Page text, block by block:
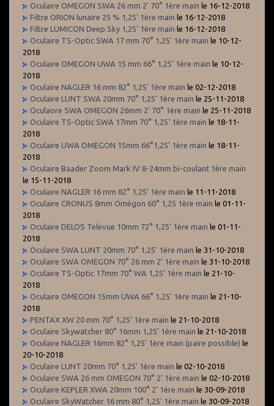
Oculaire OMEGON SWA 26 mm 2' 70° 1ère main le 16-12-2018
Filtre ORION lunaire 25 % 1,25' 1ère main le 16-12-2018
Filtre LUMICON Deep Sky 1,25' 1ère main le 16-12-2018
Oculaire TS-Optic SWA 17 mm 70° 1,25' 1ère main le 10-12-
2018
Oculaire OMEGON UWA 15 mm 66° 1,25' 1ère main le 10-12-
2018
Oculaire NAGLER 16 mm 82° 1,25' 1ère main le 02-12-2018
Oculaire LUNT SWA 20mm 70° 1,25' 1ère main le 25-11-2018
Oculaore SWA OMEGON 26mm 2' 70° 1ère main le 25-11-2018
Oculaire TS-Optic SWA 17mm 70° 1,25' 1ère main le 18-11-
2018
Oculaire UWA OMEGON 15mm 66°1,25' 1ère main le 18-11-
2018
Oculaire Baader Zoom Mark IV 8-24mm bi-coulant 1ère main
le 15-11-2018
Oculaire NAGLER 16 mm 82° 1,25' 1ère main le 11-11-2018
Oculaire CRONUS 8mm Omégon 60° 1,25 1ère main le 01-11-
2018
Oculaire DELOS Televue 10mm 72° 1,25' 1ère main le 01-11-
2018
Oculaire SWA LUNT 20mm 70° 1,25' 1ère main le 31-10-2018
Oculaire SWA OMEGON 70° 26 mm 2' 1ère main le 31-10-2018
Oculaire TS-Optic 17mm 70° WA 1,25' 1ère main le 21-10-
2018
Oculaire OMEGON 15mm UWA 66° 1,25' 1ère main le 21-10-
2018
PENTAX XW 20 mm 70° 1,25' 1ère main le 21-10-2018
Oculaire Skywatcher 80° 16mm 1,25' 1ère main le 21-10-2018
Oculaire NAGLER 16mm 82° 1,25' 1ère main (paire possible) le
20-10-2018
Oculaire LUNT 20mm 70° 1,25' 1ère main le 02-10-2018
Oculaire SWA 26 mm OMEGON 70° 2' 1ère main le 02-10-2018
Oculaire KEPLER XWA 20mm 100° 2' 1ère main le 30-09-2018
Oculaire SkyWatcher 16 mm 80° 1,25' 1ère main le 30-09-2018